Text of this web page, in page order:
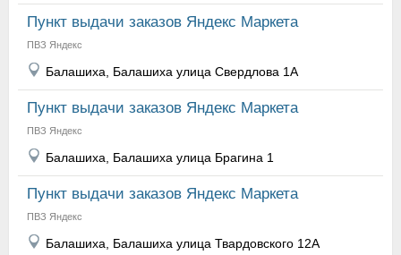
Пункт выдачи заказов Яндекс Маркета
ПВЗ Яндекс
Балашиха, Балашиха улица Свердлова 1А
Пункт выдачи заказов Яндекс Маркета
ПВЗ Яндекс
Балашиха, Балашиха улица Брагина 1
Пункт выдачи заказов Яндекс Маркета
ПВЗ Яндекс
Балашиха, Балашиха улица Твардовского 12А